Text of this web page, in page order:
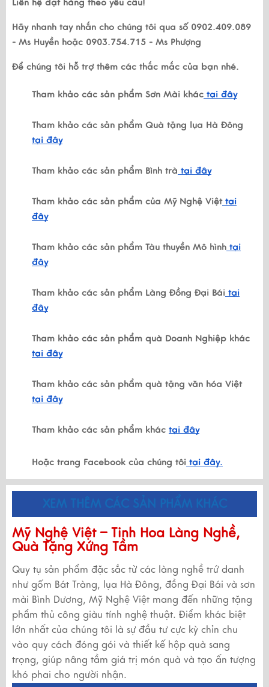
Liên hệ đặt hàng theo yêu cầu!
Hãy nhanh tay nhắn cho chúng tôi qua số 0902.409.089
- Ms Huyền hoặc 0903.754.715 - Ms Phượng
Để chúng tôi hỗ trợ thêm các thắc mắc của bạn nhé.
Tham khảo các sản phẩm Sơn Mài khác tại đây
Tham khảo các sản phẩm Quà tặng lụa Hà Đông
tại đây
Tham khảo các sản phẩm Bình trà tại đây
Tham khảo các sản phẩm của Mỹ Nghệ Việttại
đây
Tham khảo các sản phẩm Tàu thuyền Mô hình tại
đây
Tham khảo các sản phẩm Làng Đồng Đại Bái tại
đây
Tham khảo các sản phẩm quà Doanh Nghiệp khác
tại đây
Tham khảo các sản phẩm quà tặng văn hóa Việt
tại đây
Tham khảo các sản phẩm khác tại đây
Hoặc trang Facebook của chúng tôi tại đây.
XEM THÊM CÁC SẢN PHẨM KHÁC
Mỹ Nghệ Việt – Tinh Hoa Làng Nghề,
Quà Tặng Xứng Tầm
Quy tụ sản phẩm đặc sắc từ các làng nghề trứ danh
như gốm Bát Tràng, lụa Hà Đông, đồng Đại Bái và sơn
mài Bình Dương, Mỹ Nghệ Việt mang đến những tặng
phẩm thủ công giàu tính nghệ thuật. Điểm khác biệt
lớn nhất của chúng tôi là sự đầu tư cực kỳ chỉn chu
vào quy cách đóng gói và thiết kế hộp quà sang
trọng, giúp nâng tầm giá trị món quà và tạo ấn tượng
khó phai cho người nhận.